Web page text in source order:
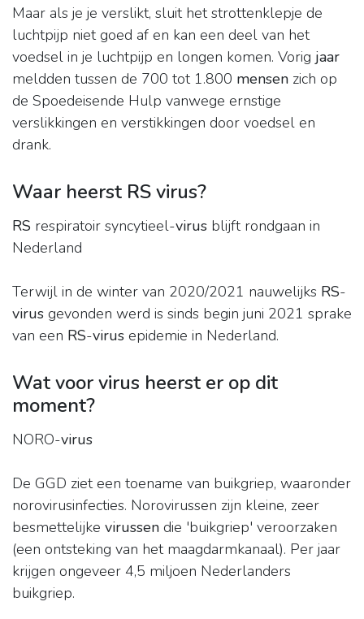
Maar als je je verslikt, sluit het strottenklepje de
luchtpijp niet goed af en kan een deel van het
voedsel in je luchtpijp en longen komen. Vorig jaar
meldden tussen de 700 tot 1.800 mensen zich op
de Spoedeisende Hulp vanwege ernstige
verslikkingen en verstikkingen door voedsel en
drank.
Waar heerst RS virus?
RS respiratoir syncytieel-virus blijft rondgaan in
Nederland
Terwijl in de winter van 2020/2021 nauwelijks RS-
virus gevonden werd is sinds begin juni 2021 sprake
van een RS-virus epidemie in Nederland.
Wat voor virus heerst er op dit
moment?
NORO-virus
De GGD ziet een toename van buikgriep, waaronder
norovirusinfecties. Norovirussen zijn kleine, zeer
besmettelijke virussen die 'buikgriep' veroorzaken
(een ontsteking van het maagdarmkanaal). Per jaar
krijgen ongeveer 4,5 miljoen Nederlanders
buikgriep.